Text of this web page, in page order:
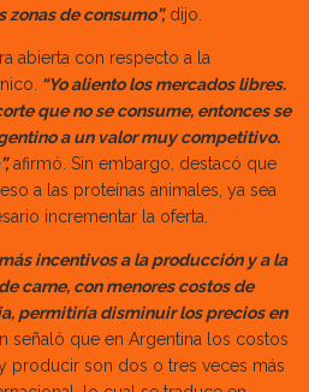
de consumo”,dijo.
abierta con respecto a la
“Yo aliento los mercados libres.
que no se consume, entonces se
a un valor muy competitivo.
afirmó. Sin embargo, destacó que
a las proteínas animales, ya sea
incrementar la oferta.
incentivos a la producción y a la
carne, con menores costos de
permitiría disminuir los precios en
señaló que en Argentina los costos
producir son dos o tres veces más